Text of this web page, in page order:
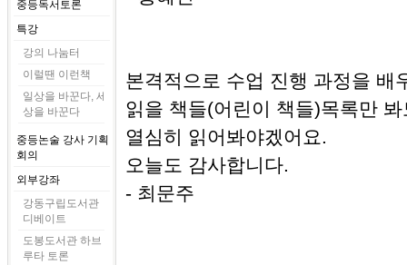
중등독서토론
특강
강의 나눔터
이럴땐 이런책
일상을 바꾼다, 세
상을 바꾼다
중등논술 강사 기획
회의
외부강좌
강동구립도서관
디베이트
도봉도서관 하브
루타 토론
본격적으로 수업 진행 과정을 배
읽을 책들(어린이 책들)목록만
열심히 읽어봐야겠어요.
오늘도 감사합니다.
- 최문주